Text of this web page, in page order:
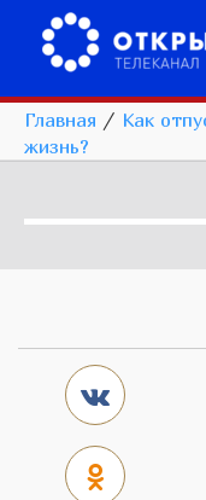
Главная / Как
жизнь?